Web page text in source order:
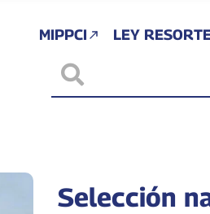
MIPPCI LEY
Selección